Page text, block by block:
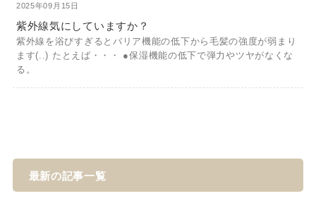
2025年09月15日
紫外線気にしていますか？
紫外線を浴びすぎるとバリア機能の低下から毛髪の強度が弱まり
ます(..) たとえば・・・ ●保湿機能の低下で弾力やツヤがなくな
る。
最新の記事一覧